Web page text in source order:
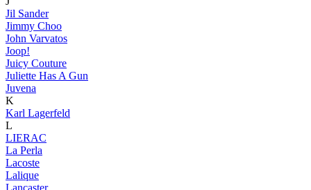
Jil Sander
Jimmy Choo
John Varvatos
Joop!
Juicy Couture
Juliette Has A Gun
Juvena
K
Karl Lagerfeld
L
LIERAC
La Perla
Lacoste
Lalique
Lancaster